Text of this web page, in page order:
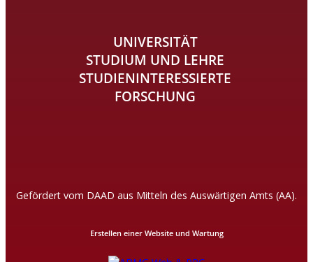
UNIVERSITÄT
STUDIUM UND LEHRE
STUDIENINTERESSIERTE
FORSCHUNG
Gefördert vom DAAD aus Mitteln des Auswärtigen Amts (AA).
Erstellen einer Website und Wartung